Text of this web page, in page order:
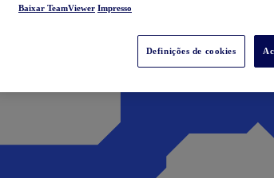
Baixar TeamViewer Impresso
Definições de cookies